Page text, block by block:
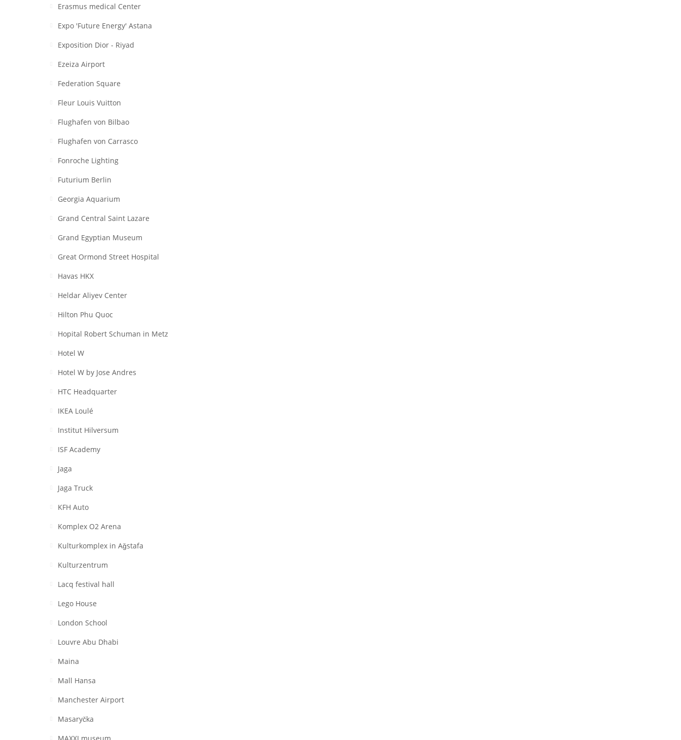
Erasmus medical Center
Expo 'Future Energy' Astana
Exposition Dior - Riyad
Ezeiza Airport
Federation Square
Fleur Louis Vuitton
Flughafen von Bilbao
Flughafen von Carrasco
Fonroche Lighting
Futurium Berlin
Georgia Aquarium
Grand Central Saint Lazare
Grand Egyptian Museum
Great Ormond Street Hospital
Havas HKX
Heldar Aliyev Center
Hilton Phu Quoc
Hopital Robert Schuman in Metz
Hotel W
Hotel W by Jose Andres
HTC Headquarter
IKEA Loulé
Institut Hilversum
ISF Academy
Jaga
Jaga Truck
KFH Auto
Komplex O2 Arena
Kulturkomplex in Aǧstafa
Kulturzentrum
Lacq festival hall
Lego House
London School
Louvre Abu Dhabi
Maina
Mall Hansa
Manchester Airport
Masaryčka